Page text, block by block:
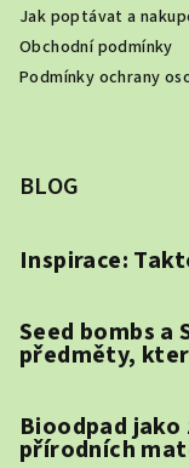
Jak poptávat a
Obchodní podmínky
Podmínky ochrany
BLOG
Inspirace:
Seed bombs a
předměty,
Bioodpad
přírodních